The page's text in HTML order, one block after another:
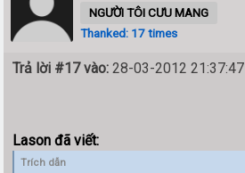
NGƯỜI TÔI CƯU MANG
Thanked: 17 times
Trả lời #17 vào: 28-03-2012 21:37:47
Lason đã viết:
Trích dẫn